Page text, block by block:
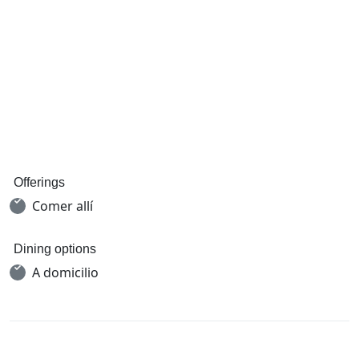
Offerings
Comer allí
Dining options
A domicilio